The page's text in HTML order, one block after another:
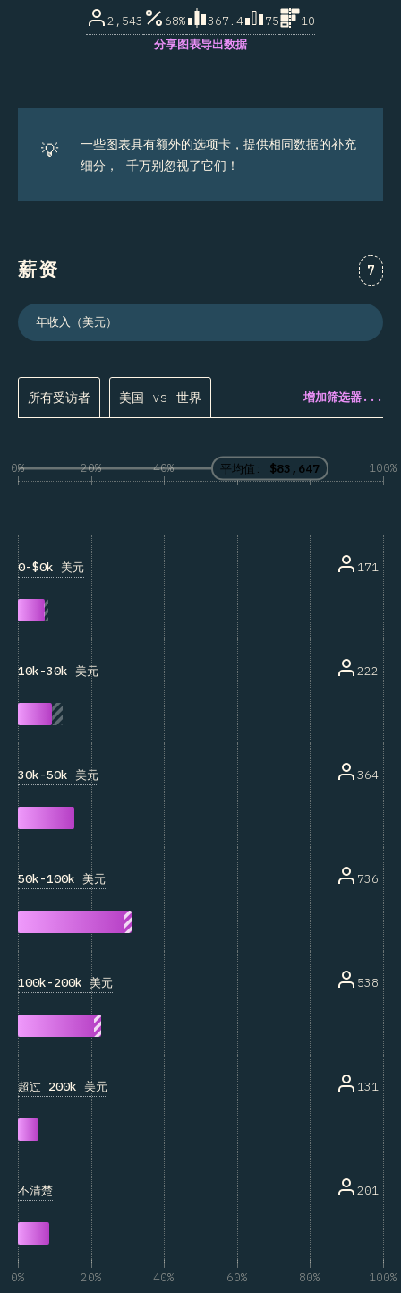
2,543 68% 367.4 75
10
分享图表导出数据
💡
一些图表具有额外的选项卡，提供相同数据的补充
细分， 千万别忽视了它们！
薪资 对“
7
年收入（美元）
所有受访者 美国 vs 世界 增加筛选器...
0% 20% 40% 60% 80% 100%
平均值: $83,647
0-$0k 美元 171
10k-30k 美元 222
30k-50k 美元 364
50k-100k 美元 736
100k-200k 美元 538
超过 200k 美元 131
不清楚 201
0% 20% 40% 60% 80% 100%